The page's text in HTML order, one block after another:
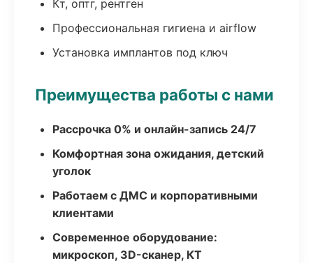
Кт, оптг, рентген
Профессиональная гигиена и airflow
Установка имплантов под ключ
Преимущества работы с нами
Рассрочка 0% и онлайн-запись 24/7
Комфортная зона ожидания, детский
уголок
Работаем с ДМС и корпоративными
клиентами
Современное оборудование:
микроскоп, 3D-сканер, КТ